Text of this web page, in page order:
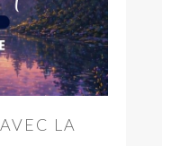
LA